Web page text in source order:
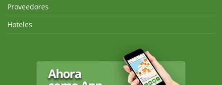
Proveedores
Hoteles